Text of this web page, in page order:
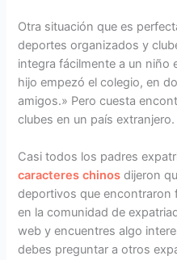
Otra situación que es
deportes organizados y
integra fácilmente a un niño
hijo empezó el colegio, en
amigos.» Pero cuesta
clubes en un país extranjero.
Casi todos los padres
caracteres chinos dijeron
deportivos que encontraron
en la comunidad de
web y encuentres algo
debes preguntar a otros